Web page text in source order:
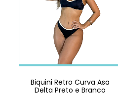
Biquini Retro Curva Asa
Delta Preto e Branco